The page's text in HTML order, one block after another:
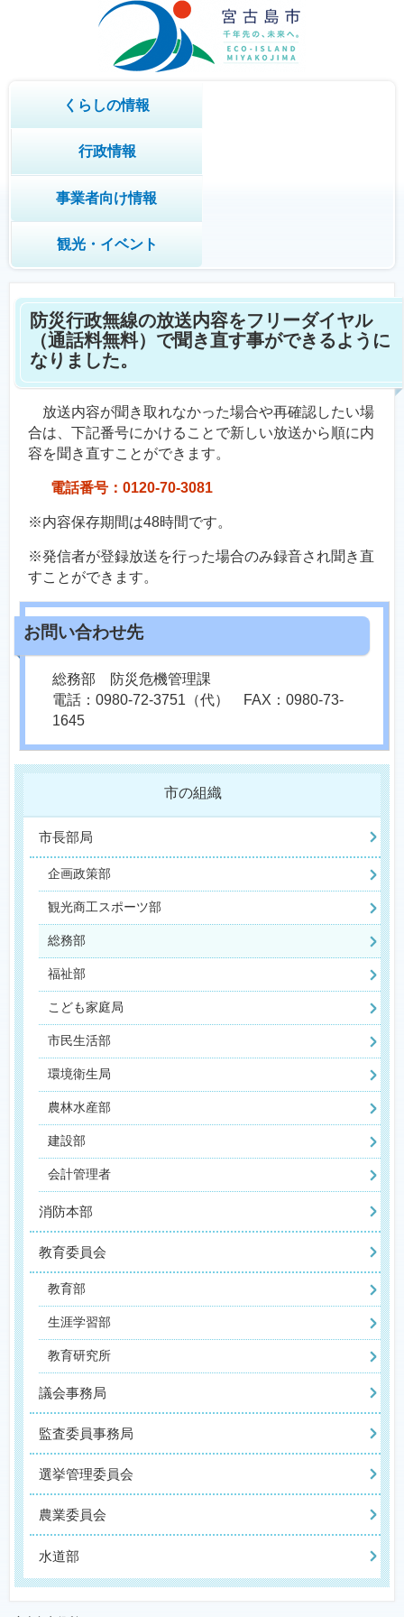
くらしの情報
行政情報
事業者向け情報
観光・イベント
防災行政無線の放送内容をフリーダイヤル
（通話料無料）で聞き直す事ができるように
なりました。
放送内容が聞き取れなかった場合や再確認したい場
合は、下記番号にかけることで新しい放送から順に内
容を聞き直すことができます。
電話番号：0120-70-3081
※内容保存期間は48時間です。
※発信者が登録放送を行った場合のみ録音され聞き直
すことができます。
総務部 防災危機管理課
電話：0980-72-3751（代） FAX：0980-73-
1645
市の組織
市長部局
企画政策部
観光商工スポーツ部
総務部
福祉部
こども家庭局
市民生活部
環境衛生局
農林水産部
建設部
会計管理者
消防本部
教育委員会
教育部
生涯学習部
教育研究所
議会事務局
監査委員事務局
選挙管理委員会
農業委員会
水道部